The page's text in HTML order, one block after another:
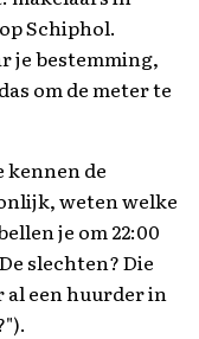
Schiphol.
je bestemming,
om de meter te
kennen de
weten welke
je om 22:00
slechten? Die
een huurder in